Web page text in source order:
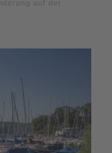
auf der